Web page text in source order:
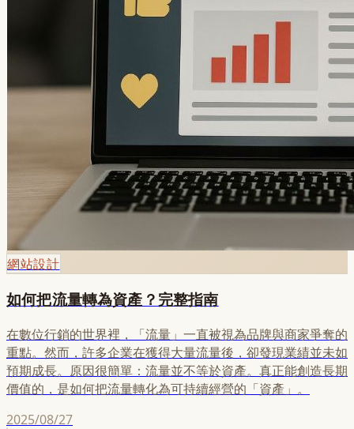
網站設計
如何把流量轉為資產？完整指南
在數位行銷的世界裡，「流量」一直被視為品牌與商家爭奪的
重點。然而，許多企業在獲得大量流量後，卻發現業績並未如
預期成長。原因很簡單：流量並不等於資產。真正能創造長期
價值的，是如何把流量轉化為可持續經營的「資產」。
2025/08/27